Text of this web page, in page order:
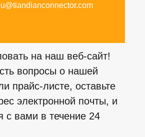
на наш веб-сайт!
вопросы о нашей
прайс-листе, оставьте
электронной почты, и
с вами в течение 24